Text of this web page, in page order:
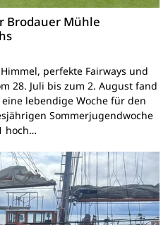
Brodauer Mühle
perfekte Fairways und
28. Juli bis zum 2. August fand
lebendige Woche für den
Sommerjugendwoche
hoch…